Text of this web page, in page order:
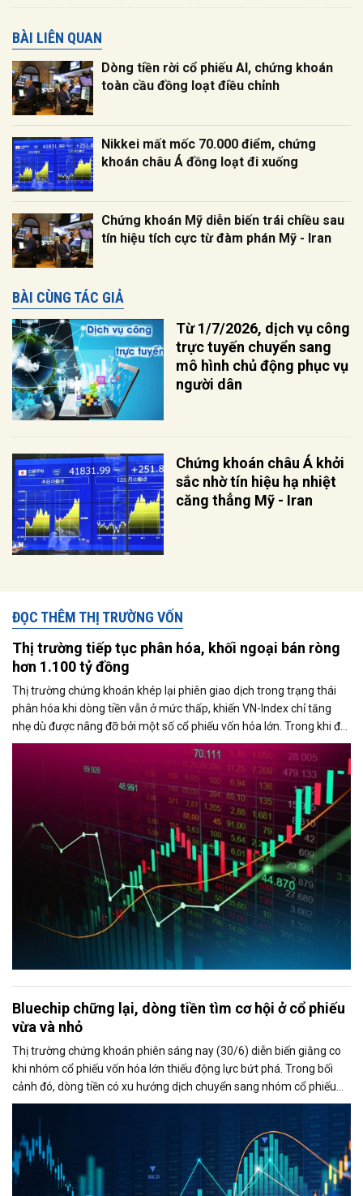
BÀI LIÊN QUAN
Dòng tiền rời cổ phiếu AI, chứng khoán
toàn cầu đồng loạt điều chỉnh
Nikkei mất mốc 70.000 điểm, chứng
khoán châu Á đồng loạt đi xuống
Chứng khoán Mỹ diễn biến trái chiều sau
tín hiệu tích cực từ đàm phán Mỹ - Iran
BÀI CÙNG TÁC GIẢ
Từ 1/7/2026, dịch vụ công
trực tuyến chuyển sang
mô hình chủ động phục vụ
người dân
Chứng khoán châu Á khởi
sắc nhờ tín hiệu hạ nhiệt
căng thẳng Mỹ - Iran
ĐỌC THÊM THỊ TRƯỜNG VỐN
Thị trường tiếp tục phân hóa, khối ngoại bán ròng
hơn 1.100 tỷ đồng
Thị trường chứng khoán khép lại phiên giao dịch trong trạng thái
phân hóa khi dòng tiền vẫn ở mức thấp, khiến VN-Index chỉ tăng
nhẹ dù được nâng đỡ bởi một số cổ phiếu vốn hóa lớn. Trong khi đó,
áp lực bán từ khối ngoại gia tăng mạnh vào cuối phiên, với giá trị
bán ròng vượt 1.100 tỷ đồng trên sàn HoSE.
Bluechip chững lại, dòng tiền tìm cơ hội ở cổ phiếu
vừa và nhỏ
Thị trường chứng khoán phiên sáng nay (30/6) diễn biến giằng co
khi nhóm cổ phiếu vốn hóa lớn thiếu động lực bứt phá. Trong bối
cảnh đó, dòng tiền có xu hướng dịch chuyển sang nhóm cổ phiếu
vừa và nhỏ, đặc biệt là nhóm chứng khoán, giúp thanh khoản thị